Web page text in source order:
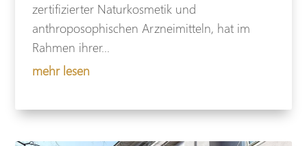
zertifizierter Naturkosmetik und
anthroposophischen Arzneimitteln, hat im
Rahmen ihrer...
mehr lesen